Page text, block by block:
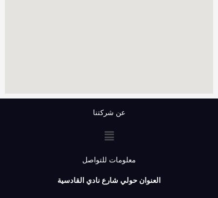
عن شركتنا
القائمة
معلومات للتواصل
العنوان حولي شارع نادي القادسية